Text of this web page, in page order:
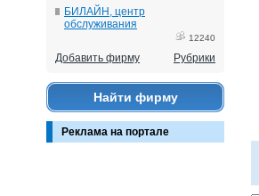
БИЛАЙН, центр
обслуживания
12240
Добавить фирму Рубрики
Найти фирму
Реклама на портале